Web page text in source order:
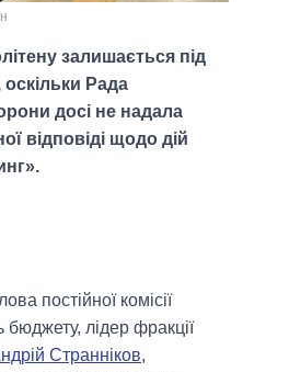
залишається під
Рада
досі не надала
відповіді щодо дій
постійної комісії
бюджету, лідер фракції
Странніков,